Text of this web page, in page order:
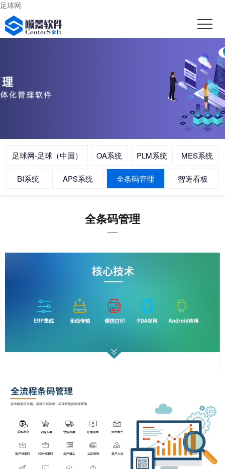
足球网
足球网-足球（中国） OA系统 PLM系统 MES系统
BI系统 APS系统 全条码管理 智造看板
全条码管理